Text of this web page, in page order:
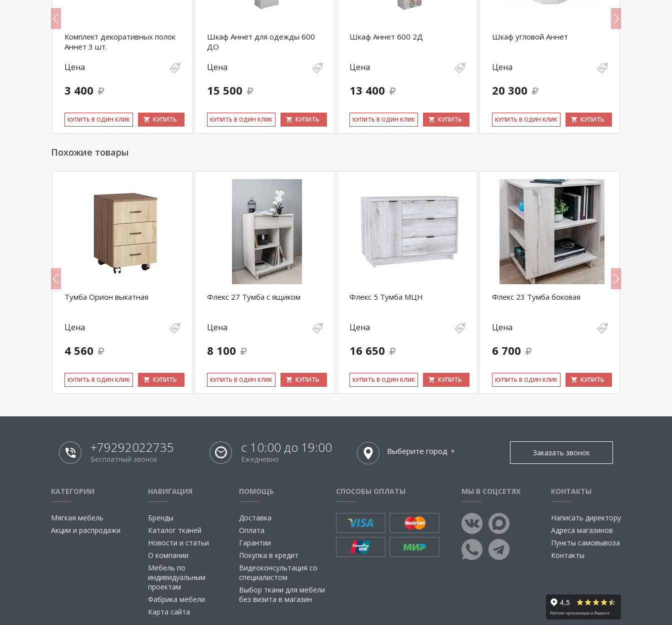
Комплект декоративных полок
Аннет 3 шт.
Цена
3 400
КУ­ПИТЬ В ОДИН КЛИК КУПИТЬ
Шкаф Аннет для одежды 600
ДО
Цена
15 500
КУ­ПИТЬ В ОДИН КЛИК КУПИТЬ
Шкаф Аннет 600 2Д
Цена
13 400
КУ­ПИТЬ В ОДИН КЛИК КУПИТЬ
Шкаф угловой Аннет
Цена
20 300
КУ­ПИТЬ В ОДИН КЛИК КУПИТЬ
Похожие товары
Тумба Орион выкатная
Цена
4 560
КУ­ПИТЬ В ОДИН КЛИК КУПИТЬ
Флекс 27 Тумба с ящиком
Цена
8 100
КУ­ПИТЬ В ОДИН КЛИК КУПИТЬ
Флекс 5 Тумба МЦН
Цена
16 650
КУ­ПИТЬ В ОДИН КЛИК КУПИТЬ
Флекс 23 Тумба боковая
Цена
6 700
КУ­ПИТЬ В ОДИН КЛИК КУПИТЬ
+79292022735
Бесплатный звонок
с 10:00 до 19:00
Ежедневно
Выберите город Заказать звонок
КАТЕГОРИИ
Мягкая мебель
Акции и распродажи
НАВИГАЦИЯ
Бренды
Каталог тканей
Новости и статьи
О компании
Мебель по
индивидуальным
проектам
Фабрика мебели
Карта сайта
ПОМОЩЬ
Доставка
Оплата
Гарантии
Покупка в кредит
Видеоконсультация со
специалистом
Выбор ткани для мебели
без визита в магазин
СПОСОБЫ ОПЛАТЫ МЫ В СОЦСЕТЯХ КОНТАКТЫ
Написать директору
Адреса магазинов
Пункты самовывоза
Контакты